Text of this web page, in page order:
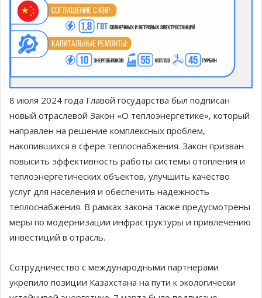
8 июля 2024 года Главой государства был подписан
новый отраслевой Закон «О теплоэнергетике», который
направлен на решение комплексных проблем,
накопившихся в сфере теплоснабжения. Закон призван
повысить эффективность работы системы отопления и
теплоэнергетических объектов, улучшить качество
услуг для населения и обеспечить надежность
теплоснабжения. В рамках закона также предусмотрены
меры по модернизации инфраструктуры и привлечению
инвестиций в отрасль.
Сотрудничество с международными партнерами
укрепило позиции Казахстана на пути к экологически